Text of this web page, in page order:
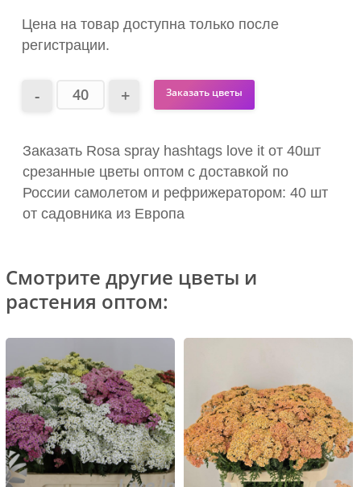
Цена на товар доступна только после
регистрации.
Заказать цветы
Заказать Rosa spray hashtags love it от 40шт
срезанные цветы оптом с доставкой по
России самолетом и рефрижератором: 40 шт
от садовника из Европа
Смотрите другие цветы и
растения оптом: